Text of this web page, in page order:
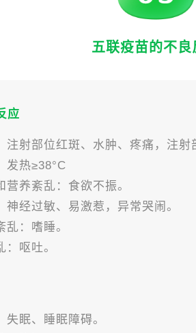
五联疫苗的不良
应
注射部位红斑、水肿、疼痛，注射
发热≥38°C
营养紊乱：食欲不振。
神经过敏、易激惹，异常哭闹。
乱：嗜睡。
：呕吐。
失眠、睡眠障碍。